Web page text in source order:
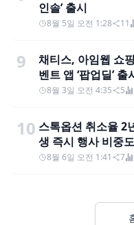
인솔’ 출시
8월 5일 오전 1:28 11
9
채티스, 아임웹 쇼
벤트 앱 ‘팝업딜’ 출
8월 3일 오전 4:35 5
10 스톡옵션 취소율
생 즉시 행사 비중
8월 6일 오전 1:41 7